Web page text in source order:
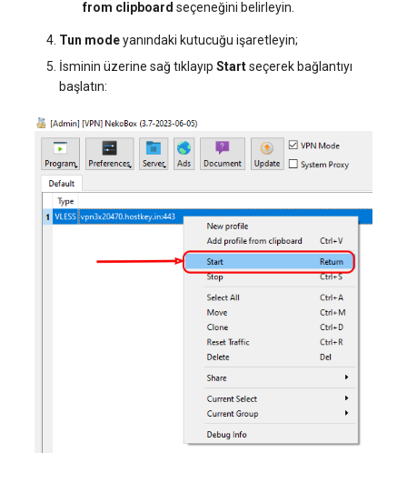
from clipboard seçeneğini belirleyin.
Tun modeyanındaki kutucuğu işaretleyin;
İsminin üzerine sağ tıklayıp Startseçerek bağlantıyı
başlatın: